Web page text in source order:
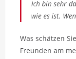
Ich bin sehr
wie es ist.
Was schätzen
Freunden am